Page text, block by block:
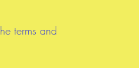
terms and